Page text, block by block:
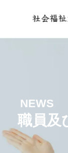
NEWS
職員及